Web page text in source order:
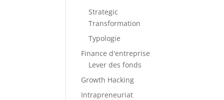
Strategic
Transformation
Typologie
Finance d'entreprise
Lever des fonds
Growth Hacking
Intrapreneuriat